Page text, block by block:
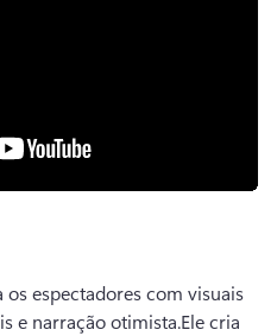
espectadores com visuais
e narração otimista.Ele cria